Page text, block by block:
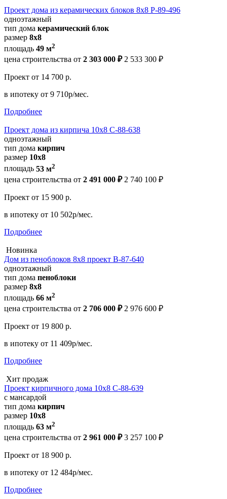
Проект дома из керамических блоков 8х8 Р-89-496
одноэтажный
тип дома керамический блок
размер 8х8
площадь 49 м2
цена строительства от 2 303 000 ₽ 2 533 300 ₽
Проект от 14 700 р.
в ипотеку от 9 710р/мес.
Подробнее
Проект дома из кирпича 10х8 С-88-638
одноэтажный
тип дома кирпич
размер 10x8
площадь 53 м2
цена строительства от 2 491 000 ₽ 2 740 100 ₽
Проект от 15 900 р.
в ипотеку от 10 502р/мес.
Подробнее
Новинка
Дом из пеноблоков 8х8 проект В-87-640
одноэтажный
тип дома пеноблоки
размер 8x8
площадь 66 м2
цена строительства от 2 706 000 ₽ 2 976 600 ₽
Проект от 19 800 р.
в ипотеку от 11 409р/мес.
Подробнее
Хит продаж
Проект кирпичного дома 10х8 С-88-639
с мансардой
тип дома кирпич
размер 10x8
площадь 63 м2
цена строительства от 2 961 000 ₽ 3 257 100 ₽
Проект от 18 900 р.
в ипотеку от 12 484р/мес.
Подробнее